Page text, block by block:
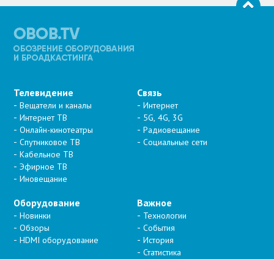
Телевидение
Вещатели и каналы
Интернет ТВ
Онлайн-кинотеатры
Спутниковое ТВ
Кабельное ТВ
Эфирное ТВ
Иновещание
Связь
Интернет
5G, 4G, 3G
Радиовещание
Социальные сети
Оборудование
Новинки
Обзоры
HDMI оборудование
Важное
Технологии
События
История
Статистика